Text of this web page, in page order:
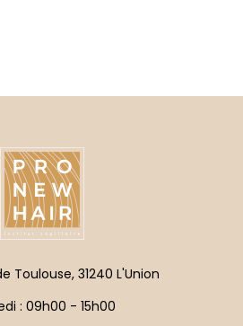
Toulouse, 31240 L'Union
: 09h00 - 15h00